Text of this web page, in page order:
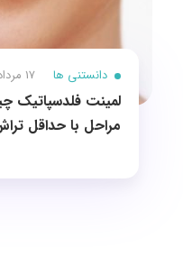
دانستنی ها 17 مرداد 1404
لمینت فلدسپاتیک
مراحل با حداقل